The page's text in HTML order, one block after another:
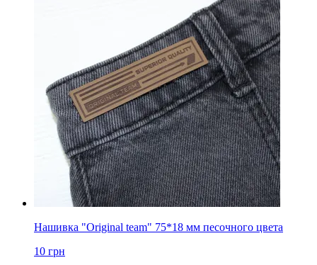
Нашивка "Original team" 75*18 мм песочного цвета
10 грн